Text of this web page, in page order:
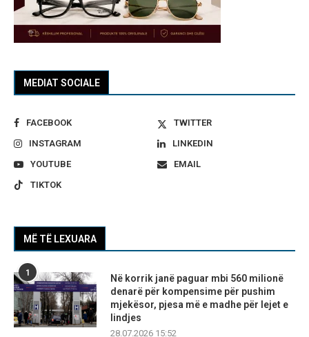
MEDIAT SOCIALE
FACEBOOK
TWITTER
INSTAGRAM
LINKEDIN
YOUTUBE
EMAIL
TIKTOK
MË TË LEXUARA
1
Në korrik janë paguar mbi 560 milionë
denarë për kompensime për pushim
mjekësor, pjesa më e madhe për lejet e
lindjes
28.07.2026 15:52